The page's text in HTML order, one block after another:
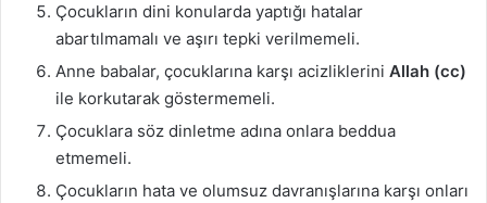
Çocukların dini konularda yaptığı hatalar
abartılmamalı ve aşırı tepki verilmemeli.
Anne babalar, çocuklarına karşı acizliklerini Allah (cc)
ile korkutarak göstermemeli.
Çocuklara söz dinletme adına onlara beddua
etmemeli.
Çocukların hata ve olumsuz davranışlarına karşı onları